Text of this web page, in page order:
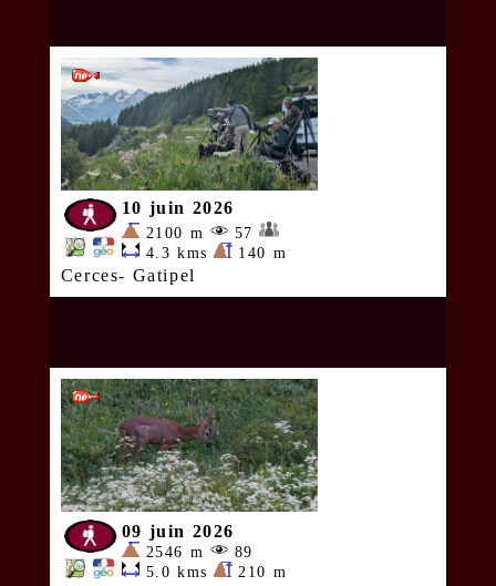
10 juin 2026
2100 m
57
4.3 kms
140 m
Cerces- Gatipel
09 juin 2026
2546 m
89
5.0 kms
210 m